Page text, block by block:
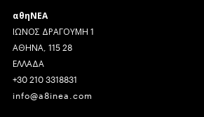
αθηΝΕΑ
ΙΩΝΟΣ ΔΡΑΓΟΥΜΗ 1
ΑΘΗΝΑ, 115 28
ΕΛΛΑΔΑ
+30 210 3318831
info@a8inea.com